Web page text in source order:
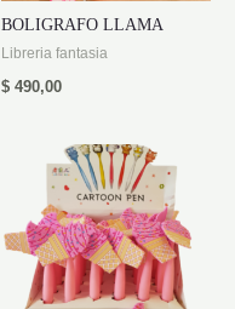
BOLIGRAFO LLAMA
Libreria fantasia
$ 490,00